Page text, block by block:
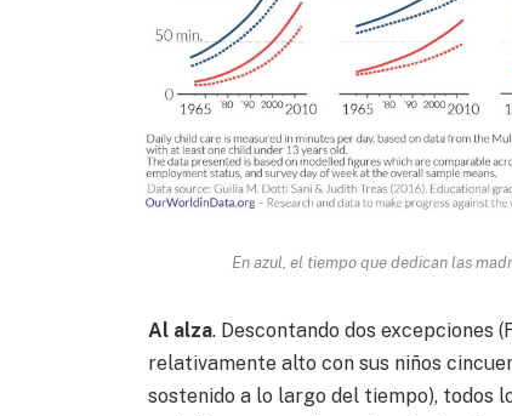
En azul, el tiempo que dedican las
Al alza. Descontando dos excepciones
relativamente alto con sus niños
sostenido a lo largo del tiempo), todos